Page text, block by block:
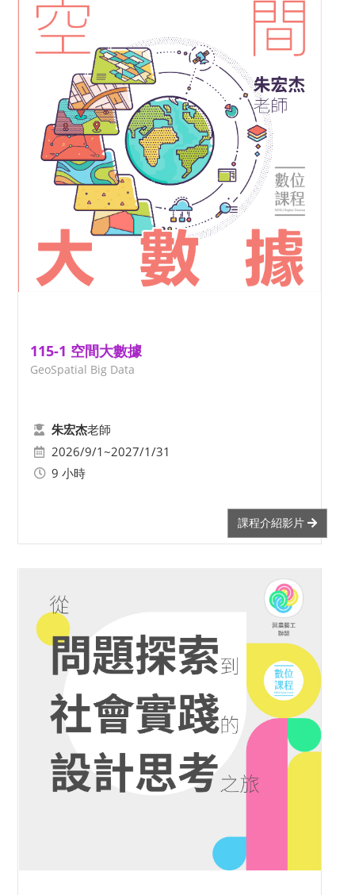
115-1 空間大數據
GeoSpatial Big Data
朱宏杰老師
2026/9/1~2027/1/31
9 小時
課程介紹影片